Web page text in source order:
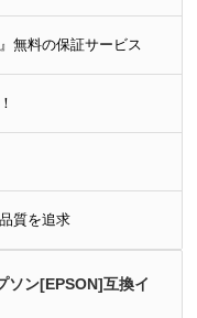
無料の保証サービス
質を追求
ソン[EPSON]互換イ